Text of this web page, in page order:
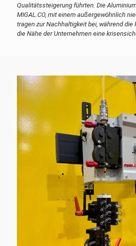
Qualitätssteigerung führten. Die
MIGAL.CO, mit einem außergewöhnlich
tragen zur Nachhaltigkeit bei, während die
die Nähe der Unternehmen eine